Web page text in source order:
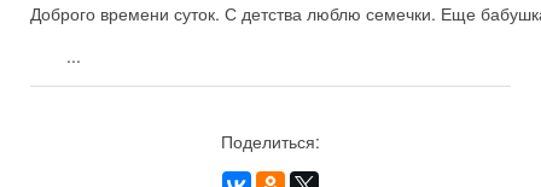
Доброго времени суток. С детства люблю семечки. Еще
...
Поделиться: